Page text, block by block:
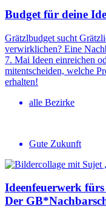
Budget für deine
Grätzlbudget sucht
verwirklichen? Eine
7. Mai Ideen einreichen
mitentscheiden, welche
erhalten!
alle Bezirke
Gute Zukunft
Ideenfeu­erwerk
Der